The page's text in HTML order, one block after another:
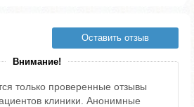
Оставить отзыв
Внимание!
только проверенные отзывы
клиники. Анонимные